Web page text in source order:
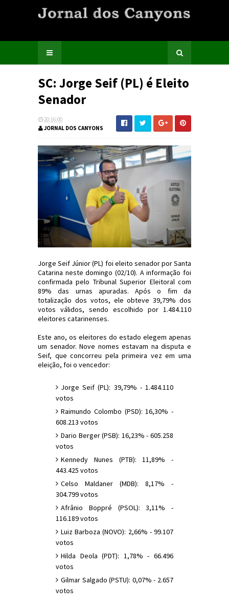
SC: Jorge Seif (PL) é Eleito
Senador
20:16:00
JORNAL DOS CANYONS
Jorge Seif Júnior (PL) foi eleito senador por Santa
Catarina neste domingo (02/10). A informação foi
confirmada pelo Tribunal Superior Eleitoral com
89% das urnas apuradas. Após o fim da
totalização dos votos, ele obteve 39,79% dos
votos válidos, sendo escolhido por 1.484.110
eleitores catarinenses.
Este ano, os eleitores do estado elegem apenas
um senador. Nove nomes estavam na disputa e
Seif, que concorreu pela primeira vez em uma
eleição, foi o vencedor:
Jorge Seif (PL): 39,79% - 1.484.110
votos
Raimundo Colombo (PSD): 16,30% -
608.213 votos
Dario Berger (PSB): 16,23% - 605.258
votos
Kennedy Nunes (PTB): 11,89% -
443.425 votos
Celso Maldaner (MDB): 8,17% -
304.799 votos
Afrânio Boppré (PSOL): 3,11% -
116.189 votos
Luiz Barboza (NOVO): 2,66% - 99.107
votos
Hilda Deola (PDT): 1,78% - 66.496
votos
Gilmar Salgado (PSTU): 0,07% - 2.657
votos